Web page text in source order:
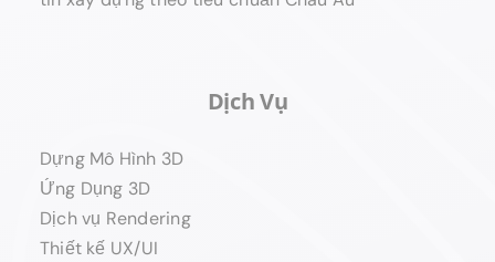
Dịch Vụ
Dựng Mô Hình 3D
Ứng Dụng 3D
Dịch vụ Rendering
Thiết kế UX/UI